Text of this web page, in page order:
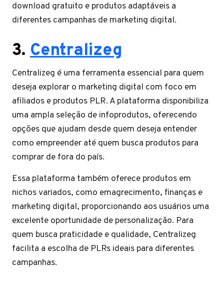
download gratuito e produtos adaptáveis a
diferentes campanhas de marketing digital.
3. Centralizeg
Centralizeg é uma ferramenta essencial para quem
deseja explorar o marketing digital com foco em
afiliados e produtos PLR. A plataforma disponibiliza
uma ampla seleção de infoprodutos, oferecendo
opções que ajudam desde quem deseja entender
como empreender até quem busca produtos para
comprar de fora do país.
Essa plataforma também oferece produtos em
nichos variados, como emagrecimento, finanças e
marketing digital, proporcionando aos usuários uma
excelente oportunidade de personalização. Para
quem busca praticidade e qualidade, Centralizeg
facilita a escolha de PLRs ideais para diferentes
campanhas.